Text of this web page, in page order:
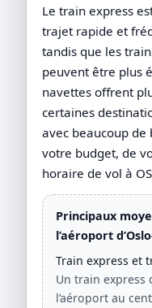
Le train express
trajet rapide et
tandis que les
peuvent être plus
navettes offrent
certaines
avec beaucoup de
votre budget, de
horaire de vol à
Principaux
l’aéroport
Train express et
Un train express
l’aéroport au